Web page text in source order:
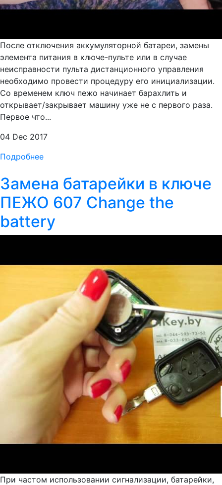
После отключения аккумуляторной батареи, замены
элемента питания в ключе-пульте или в случае
неисправности пульта дистанционного управления
необходимо провести процедуру его инициализации.
Со временем ключ пежо начинает барахлить и
открывает/закрывает машину уже не с первого раза.
Первое что...
04 Dec 2017
Подробнее
Замена батарейки в ключе
ПЕЖО 607 Change the
battery
При частом использовании сигнализации, батарейки,